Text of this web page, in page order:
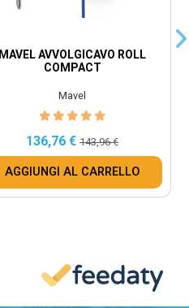
MAVEL AVVOLGICAVO ROLL
COMPACT
Mavel
136,76 € 143,96 €
AGGIUNGI AL CARRELLO